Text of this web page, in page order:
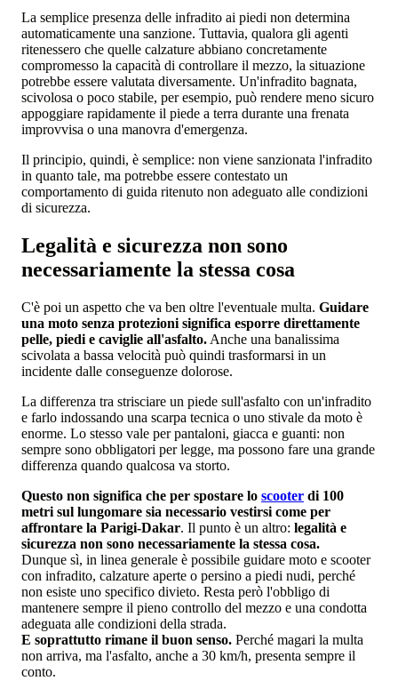
La semplice presenza delle infradito ai piedi non determina
automaticamente una sanzione. Tuttavia, qualora gli agenti
ritenessero che quelle calzature abbiano concretamente
compromesso la capacità di controllare il mezzo, la situazione
potrebbe essere valutata diversamente. Un'infradito bagnata,
scivolosa o poco stabile, per esempio, può rendere meno sicuro
appoggiare rapidamente il piede a terra durante una frenata
improvvisa o una manovra d'emergenza.
Il principio, quindi, è semplice: non viene sanzionata l'infradito
in quanto tale, ma potrebbe essere contestato un
comportamento di guida ritenuto non adeguato alle condizioni
di sicurezza.
Legalità e sicurezza non sono
necessariamente la stessa cosa
C'è poi un aspetto che va ben oltre l'eventuale multa. Guidare
una moto senza protezioni significa esporre direttamente
pelle, piedi e caviglie all'asfalto. Anche una banalissima
scivolata a bassa velocità può quindi trasformarsi in un
incidente dalle conseguenze dolorose.
La differenza tra strisciare un piede sull'asfalto con un'infradito
e farlo indossando una scarpa tecnica o uno stivale da moto è
enorme. Lo stesso vale per pantaloni, giacca e guanti: non
sempre sono obbligatori per legge, ma possono fare una grande
differenza quando qualcosa va storto.
Questo non significa che per spostare lo scooter di 100
metri sul lungomare sia necessario vestirsi come per
affrontare la Parigi-Dakar. Il punto è un altro: legalità e
sicurezza non sono necessariamente la stessa cosa.
Dunque sì, in linea generale è possibile guidare moto e scooter
con infradito, calzature aperte o persino a piedi nudi, perché
non esiste uno specifico divieto. Resta però l'obbligo di
mantenere sempre il pieno controllo del mezzo e una condotta
adeguata alle condizioni della strada.
E soprattutto rimane il buon senso. Perché magari la multa
non arriva, ma l'asfalto, anche a 30 km/h, presenta sempre il
conto.